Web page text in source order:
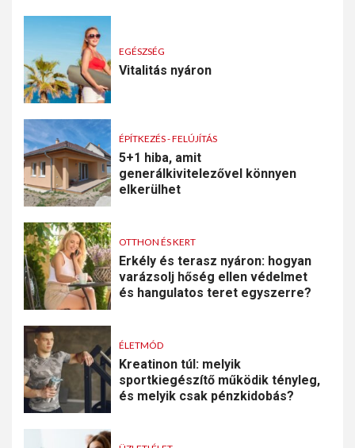
EGÉSZSÉG
Vitalitás nyáron
ÉPÍTKEZÉS - FELÚJÍTÁS
5+1 hiba, amit
generálkivitelezővel könnyen
elkerülhet
OTTHON ÉS KERT
Erkély és terasz nyáron: hogyan
varázsolj hőség ellen védelmet
és hangulatos teret egyszerre?
ÉLETMÓD
Kreatinon túl: melyik
sportkiegészítő működik tényleg,
és melyik csak pénzkidobás?